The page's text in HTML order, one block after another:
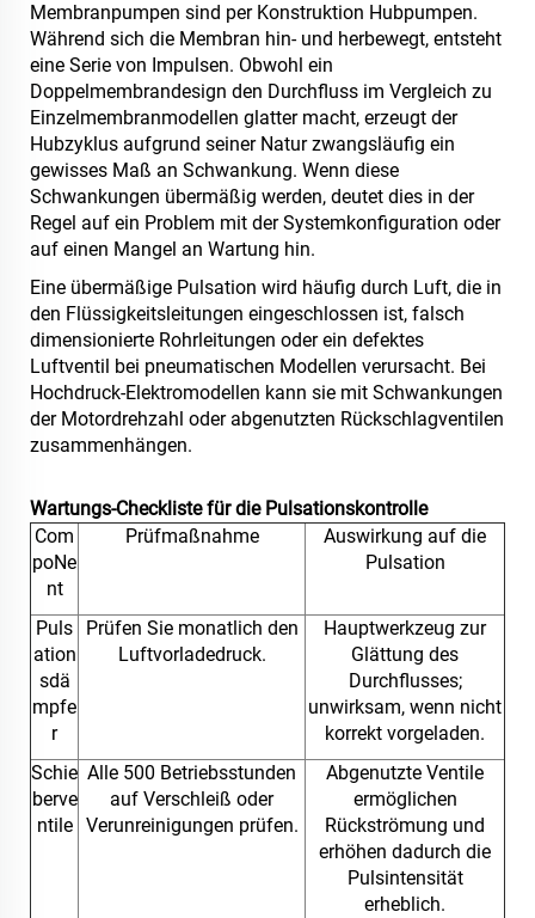
Membranpumpen sind per Konstruktion Hubpumpen.
Während sich die Membran hin- und herbewegt, entsteht
eine Serie von Impulsen. Obwohl ein
Doppelmembrandesign den Durchfluss im Vergleich zu
Einzelmembranmodellen glatter macht, erzeugt der
Hubzyklus aufgrund seiner Natur zwangsläufig ein
gewisses Maß an Schwankung. Wenn diese
Schwankungen übermäßig werden, deutet dies in der
Regel auf ein Problem mit der Systemkonfiguration oder
auf einen Mangel an Wartung hin.
Eine übermäßige Pulsation wird häufig durch Luft, die in
den Flüssigkeitsleitungen eingeschlossen ist, falsch
dimensionierte Rohrleitungen oder ein defektes
Luftventil bei pneumatischen Modellen verursacht. Bei
Hochdruck-Elektromodellen kann sie mit Schwankungen
der Motordrehzahl oder abgenutzten Rückschlagventilen
zusammenhängen.
Wartungs-Checkliste für die Pulsationskontrolle
Com
poNe
nt
Prüfmaßnahme
Auswirkung auf die
Pulsation
Puls
ation
sdä
mpfe
r
Prüfen Sie monatlich den
Luftvorladedruck.
Hauptwerkzeug zur
Glättung des
Durchflusses;
unwirksam, wenn nicht
korrekt vorgeladen.
Schie
berve
ntile
Alle 500 Betriebsstunden
auf Verschleiß oder
Verunreinigungen prüfen.
Abgenutzte Ventile
ermöglichen
Rückströmung und
erhöhen dadurch die
Pulsintensität
erheblich.